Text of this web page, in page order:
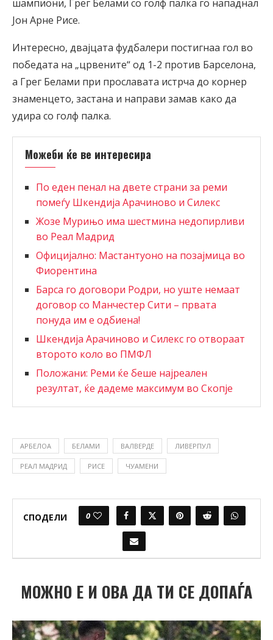
шампиони, Грег Белами со голф палка го нападнал
Јон Арне Рисе.
Интересно, двајцата фудбалери постигнаа гол во
победата на „црвените“ од 1-2 против Барселона,
а Грег Белами при прославата истрча до корнер
знаменцето, застана и направи замав како да
удира со голф палка.
Можеби ќе ве интересира
По еден пенал на двете страни за реми
помеѓу Шкендија Арачиново и Силекс
Жозе Мурињо има шестмина недопирливи
во Реал Мадрид
Официјално: Мастантуоно на позајмица во
Фиорентина
Барса го договори Родри, но уште немаат
договор со Манчестер Сити – првата
понуда им е одбиена!
Шкендија Арачиново и Силекс го отвораат
второто коло во ПМФЛ
Положани: Реми ќе беше најреален
резултат, ќе дадеме максимум во Скопје
АРБЕЛОА БЕЛАМИ ВАЛВЕРДЕ ЛИВЕРПУЛ
РЕАЛ МАДРИД РИСЕ ЧУАМЕНИ
СПОДЕЛИ 0
МОЖНО Е И ОВА ДА ТИ СЕ ДОПАЃА